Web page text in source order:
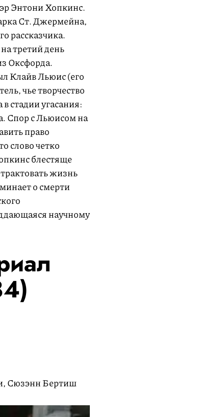
Энтони Хопкинс.
Ст. Джермейна,
рассказчика.
третий день
Оксфорда.
Клайв Льюис (его
чье творчество
стадии угасания:
Спор с Льюисом на
право
слово четко
блестяще
жизнь
о смерти
научному
Сюзэнн Бертиш